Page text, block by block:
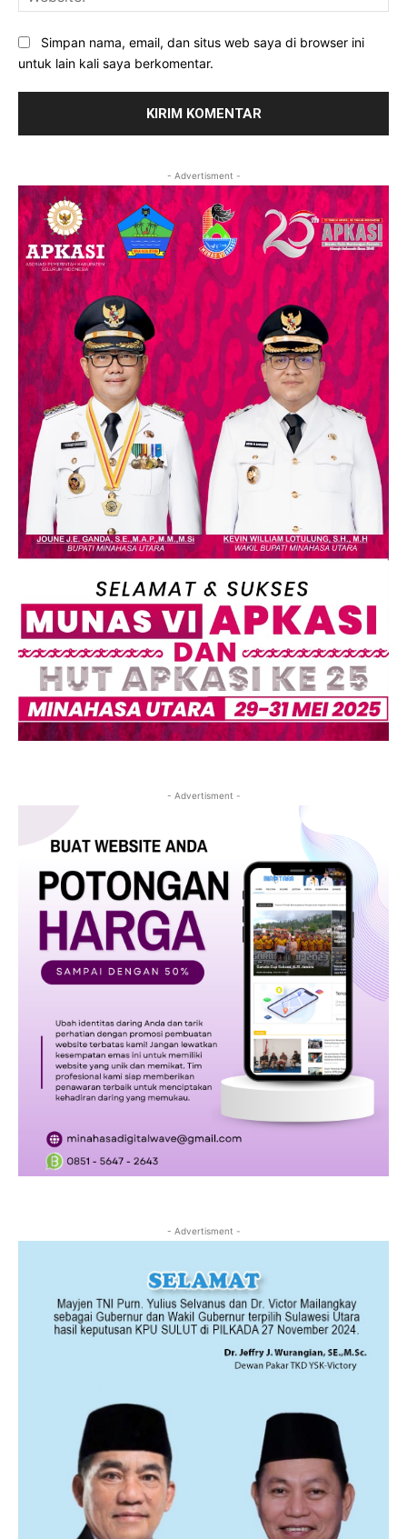
Simpan nama, email, dan situs web saya di browser ini
untuk lain kali saya berkomentar.
- Advertisment -
- Advertisment -
- Advertisment -